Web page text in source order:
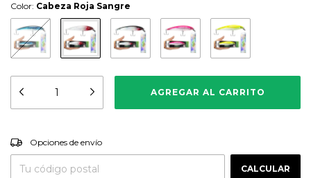
Color: Cabeza Roja Sangre
Entregas para el CP:
Opciones de envío
CALCULAR